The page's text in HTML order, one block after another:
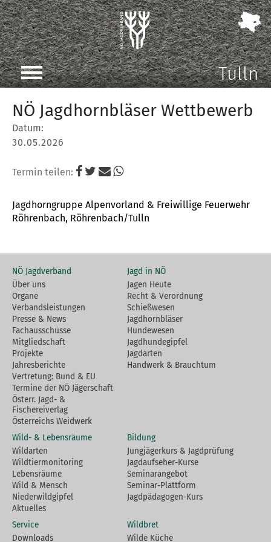
Tulln
NÖ Jagdhornbläser Wettbewerb
Datum:
30.05.2026
Termin teilen:
Jagdhorngruppe Alpenvorland & Freiwillige Feuerwehr
Röhrenbach, Röhrenbach/Tulln
NÖ Jagdverband
Über uns
Organe
Verbandsleistungen
Presse & News
Fachausschüsse
Mitgliedschaft
Projekte
Jahresberichte
Vertretung: Bund & EU
Termine der NÖ Jägerschaft
Österr. Jagd- &
Fischereiverlag
Österreichs Weidwerk
Jagd in NÖ
Jagen Heute
Recht & Verordnung
Schießwesen
Jagdhornbläser
Hundewesen
Jagdhundegipfel
Jagdarten
Handwerk & Brauchtum
Wild- & Lebensräume
Wildarten
Wildtiermonitoring
Lebensräume
Wild & Mensch
Niederwildgipfel
Aktuelles
Bildung
Jungjägerkurs & Jagdprüfung
Jagdaufseher-Kurse
Seminarangebot
Seminar-Plattform
Jagdpädagogen-Kurs
Service
Downloads
Wildbret
Wilde Küche